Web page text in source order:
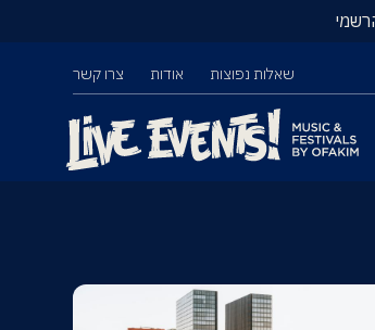
שאלות נפוצות אודות צרו קשר